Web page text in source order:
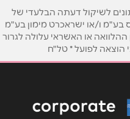
לשיקול דעתה הבלעדי של
בע"מ ו/או ישראכרט מימון בע"מ
או האשראי עלולה לגרור
הוצאה לפועל * טל"ח